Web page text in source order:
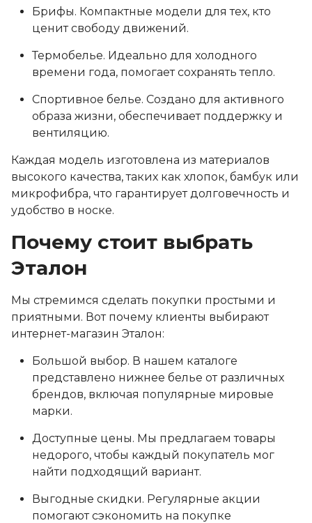
Брифы. Компактные модели для тех, кто
ценит свободу движений.
Термобелье. Идеально для холодного
времени года, помогает сохранять тепло.
Спортивное белье. Создано для активного
образа жизни, обеспечивает поддержку и
вентиляцию.
Каждая модель изготовлена из материалов
высокого качества, таких как хлопок, бамбук или
микрофибра, что гарантирует долговечность и
удобство в носке.
Почему стоит выбрать
Эталон
Мы стремимся сделать покупки простыми и
приятными. Вот почему клиенты выбирают
интернет-магазин Эталон:
Большой выбор. В нашем каталоге
представлено нижнее белье от различных
брендов, включая популярные мировые
марки.
Доступные цены. Мы предлагаем товары
недорого, чтобы каждый покупатель мог
найти подходящий вариант.
Выгодные скидки. Регулярные акции
помогают сэкономить на покупке